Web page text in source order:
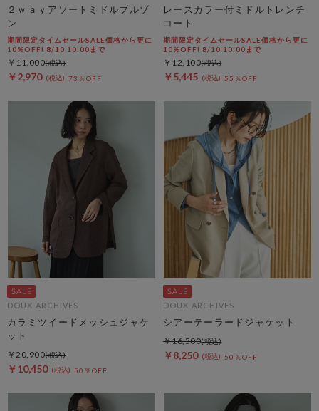
２ｗａｙアソートミドルブルゾ
ン
期間限定タイムセールSALE価格から更に
10%OFF! 8/10 10:00まで
￥2,970 73％OFF
￥11,000
レースカラー付ミドルトレンチ
コート
期間限定タイムセールSALE価格から更に
10%OFF! 8/10 10:00まで
￥5,445 55％OFF
￥12,100
DOUX ARCHIVES
カラミツイードメッシュジャケ
ット
￥10,450 50％OFF
￥20,900
DOUX ARCHIVES
シアーテーラードジャケット
￥8,250 50％OFF
￥16,500